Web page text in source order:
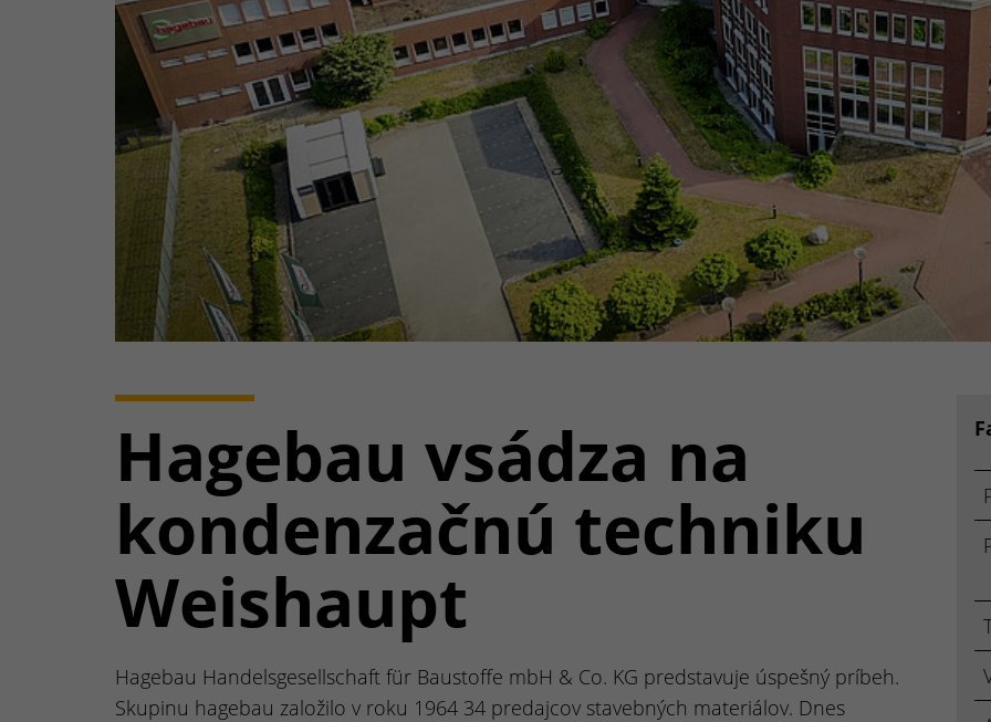
Hagebau vsádza na
kondenzačnú techniku
Weishaupt
Hagebau Handelsgesellschaft für Baustoffe mbH & Co. KG predstavuje úspešný príbeh.
Skupinu hagebau založilo v roku 1964 34 predajcov stavebných materiálov. Dnes